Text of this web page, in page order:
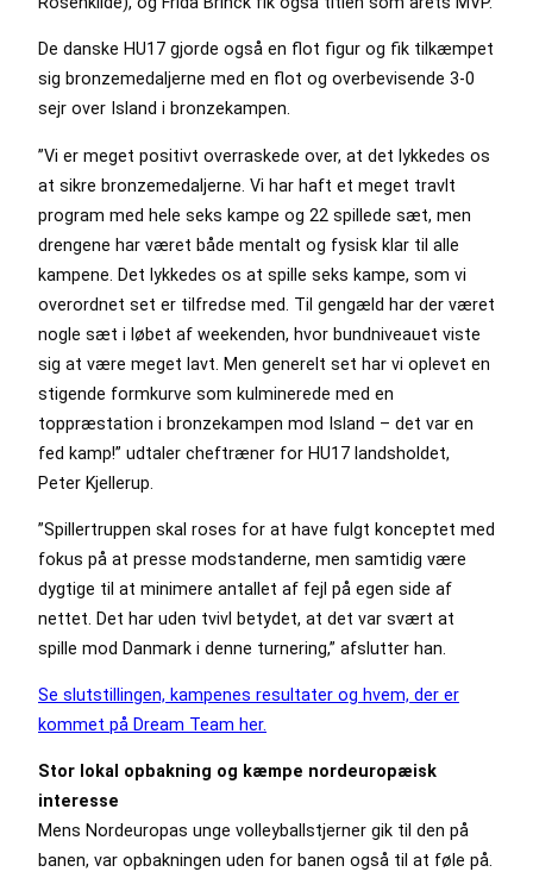
De danske HU17 gjorde også en flot figur og fik tilkæmpet
sig bronzemedaljerne med en flot og overbevisende 3-0
sejr over Island i bronzekampen.
”Vi er meget positivt overraskede over, at det lykkedes os
at sikre bronzemedaljerne. Vi har haft et meget travlt
program med hele seks kampe og 22 spillede sæt, men
drengene har været både mentalt og fysisk klar til alle
kampene. Det lykkedes os at spille seks kampe, som vi
overordnet set er tilfredse med. Til gengæld har der været
nogle sæt i løbet af weekenden, hvor bundniveauet viste
sig at være meget lavt. Men generelt set har vi oplevet en
stigende formkurve som kulminerede med en
toppræstation i bronzekampen mod Island – det var en
fed kamp!” udtaler cheftræner for HU17 landsholdet,
Peter Kjellerup.
”Spillertruppen skal roses for at have fulgt konceptet med
fokus på at presse modstanderne, men samtidig være
dygtige til at minimere antallet af fejl på egen side af
nettet. Det har uden tvivl betydet, at det var svært at
spille mod Danmark i denne turnering,” afslutter han.
Se slutstillingen, kampenes resultater og hvem, der er
kommet på Dream Team her.
Stor lokal opbakning og kæmpe nordeuropæisk
interesse
Mens Nordeuropas unge volleyballstjerner gik til den på
banen, var opbakningen uden for banen også til at føle på.